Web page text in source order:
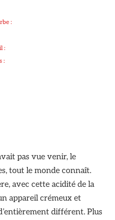
:
:
:
pas vue venir, le
tout le monde connaît.
avec cette acidité de la
appareil crémeux et
différent. Plus